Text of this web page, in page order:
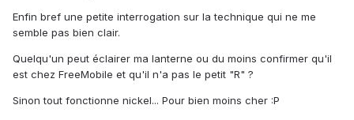
Enfin bref une petite interrogation sur la technique qui ne me
semble pas bien clair.
Quelqu'un peut éclairer ma lanterne ou du moins confirmer qu'il
est chez FreeMobile et qu'il n'a pas le petit "R" ?
Sinon tout fonctionne nickel... Pour bien moins cher :P